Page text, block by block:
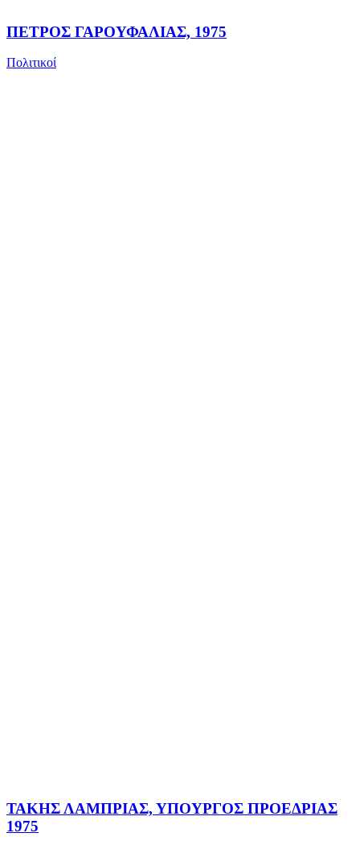
ΠΕΤΡΟΣ ΓΑΡΟΥΦΑΛΙΑΣ, 1975
Πολιτικοί
ΤΑΚΗΣ ΛΑΜΠΡΙΑΣ, ΥΠΟΥΡΓΟΣ ΠΡΟΕΔΡΙΑΣ
1975